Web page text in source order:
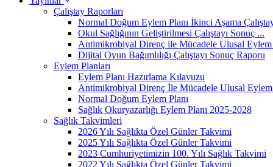
Çalıştay Raporları
Normal Doğum Eylem Planı İkinci Aşama
Okul Sağlığının Geliştirilmesi Çalıştayı Sonuç ...
Antimikrobiyal Direnç ile Mücadele Ulusal Eylem
Dijital Oyun Bağımlılığı Çalıştayı Sonuç Raporu
Eylem Planları
Eylem Planı Hazırlama Kılavuzu
Antimikrobiyal Direnç İle Mücadele Ulusal
Normal Doğum Eylem Planı
Sağlık Okuryazarlığı Eylem Planı 2025-2028
Sağlık Takvimleri
2026 Yılı Sağlıkta Özel Günler Takvimi
2025 Yılı Sağlıkta Özel Günler Takvimi
2023 Cumhuriyetimizin 100. Yılı Sağlık Takvimi
2022 Yılı Sağlıkta Özel Günler Takvimi